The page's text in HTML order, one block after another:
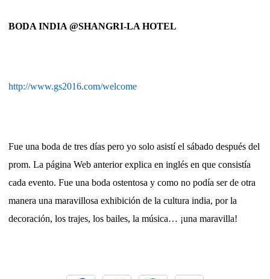
BODA INDIA @SHANGRI-LA HOTEL
http://www.gs2016.com/welcome
Fue una boda de tres días pero yo solo asistí el sábado después del
prom. La página Web anterior explica en inglés en que consistía
cada evento. Fue una boda ostentosa y como no podía ser de otra
manera una maravillosa exhibición de la cultura india, por la
decoración, los trajes, los bailes, la música… ¡una maravilla!